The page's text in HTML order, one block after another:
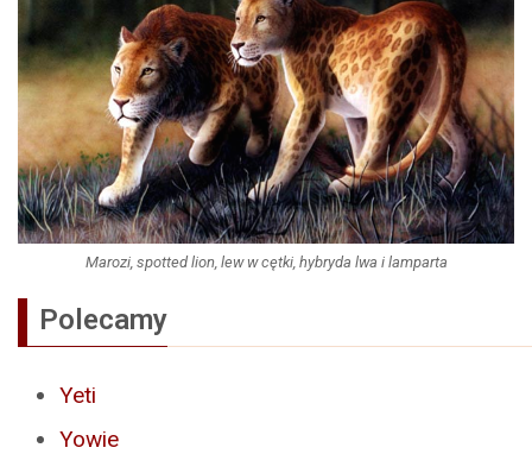
Marozi, spotted lion, lew w cętki, hybryda lwa i lamparta
Polecamy
Yeti
Yowie